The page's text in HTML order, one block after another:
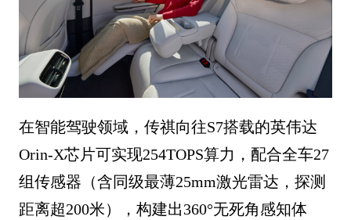
在智能驾驶领域，传祺向往S7搭载的英伟达
Orin-X芯片可实现254TOPS算力，配合全车27
组传感器（含同级最薄25mm激光雷达，探测
距离超200米），构建出360°无死角感知体